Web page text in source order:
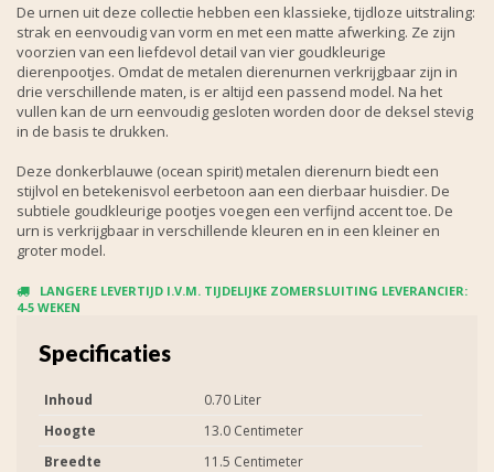
De urnen uit deze collectie hebben een klassieke, tijdloze uitstraling:
strak en eenvoudig van vorm en met een matte afwerking. Ze zijn
voorzien van een liefdevol detail van vier goudkleurige
dierenpootjes. Omdat de metalen dierenurnen verkrijgbaar zijn in
drie verschillende maten, is er altijd een passend model. Na het
vullen kan de urn eenvoudig gesloten worden door de deksel stevig
in de basis te drukken.
Deze donkerblauwe (ocean spirit) metalen dierenurn biedt een
stijlvol en betekenisvol eerbetoon aan een dierbaar huisdier. De
subtiele goudkleurige pootjes voegen een verfijnd accent toe. De
urn is verkrijgbaar in verschillende kleuren en in een kleiner en
groter model.
LANGERE LEVERTIJD I.V.M. TIJDELIJKE ZOMERSLUITING LEVERANCIER:
4-5 WEKEN
Specificaties
Inhoud
0.70 Liter
Hoogte
13.0 Centimeter
Breedte
11.5 Centimeter